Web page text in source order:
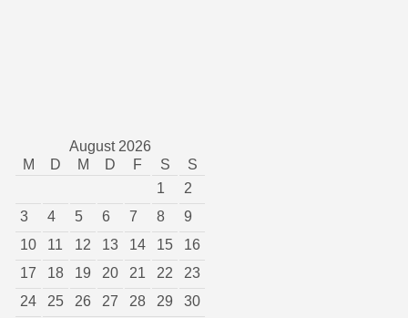
August 2026
M
D M D F S
S
1
2
3
4 5 6 7 8
9
10
11 12 13 14 15
16
17
18 19 20 21 22
23
24
25 26 27 28 29
30